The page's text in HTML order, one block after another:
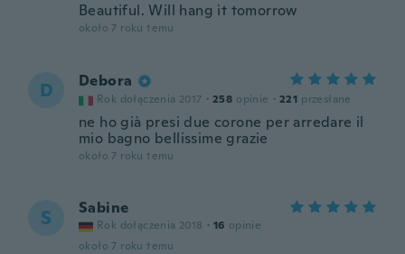
Beautiful. Will hang it tomorrow
około 7 roku temu
D Debora
Rok dołączenia 2017 · 258 opinie · 221 przesłane
ne ho già presi due corone per arredare il
mio bagno bellissime grazie
około 7 roku temu
S Sabine
Rok dołączenia 2018 · 16 opinie
około 7 roku temu